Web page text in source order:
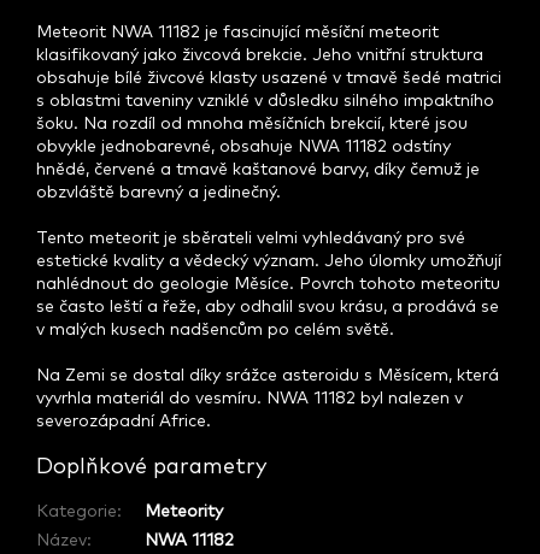
Meteorit NWA 11182 je fascinující měsíční meteorit
klasifikovaný jako živcová brekcie. Jeho vnitřní struktura
obsahuje bílé živcové klasty usazené v tmavě šedé matrici
s oblastmi taveniny vzniklé v důsledku silného impaktního
šoku. Na rozdíl od mnoha měsíčních brekcií, které jsou
obvykle jednobarevné, obsahuje NWA 11182 odstíny
hnědé, červené a tmavě kaštanové barvy, díky čemuž je
obzvláště barevný a jedinečný.
Tento meteorit je sběrateli velmi vyhledávaný pro své
estetické kvality a vědecký význam. Jeho úlomky umožňují
nahlédnout do geologie Měsíce. Povrch tohoto meteoritu
se často leští a řeže, aby odhalil svou krásu, a prodává se
v malých kusech nadšencům po celém světě.
Na Zemi se dostal díky srážce asteroidu s Měsícem, která
vyvrhla materiál do vesmíru. NWA 11182 byl nalezen v
severozápadní Africe.
Doplňkové parametry
Kategorie:
Meteority
Název:
NWA 11182